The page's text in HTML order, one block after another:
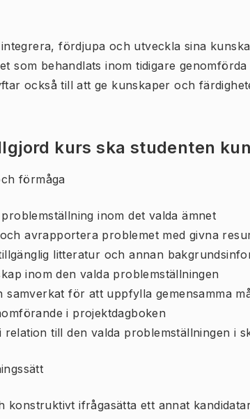
fördjupa och utveckla sina
som behandlats inom tidigare
också till att ge kunskaper och
kurs ska studenten
förmåga
inom det valda ämnet
avrapportera problemet med givna
litteratur och annan
inom den valda problemställningen
för att uppfylla gemensamma
i projektdagboken
relation till den valda problemställningen i
konstruktivt ifrågasätta ett annat